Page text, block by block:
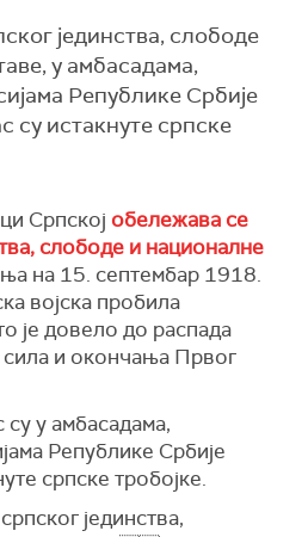
јединства, слободе
у амбасадама,
Републике Србије
су истакнуте српске
Српској обележава се
слободе и националне
на 15. септембар 1918.
војска пробила
је довело до распада
и окончања Првог
у амбасадама,
Републике Србије
српске тробојке.
јединства,